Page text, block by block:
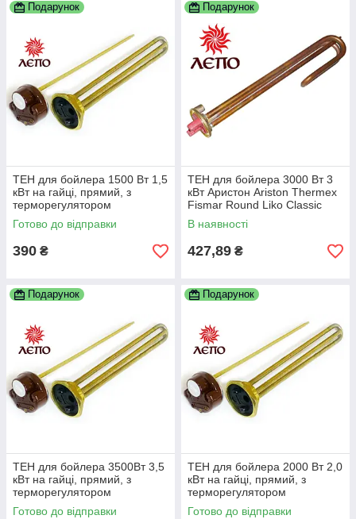
Подарунок
ТЕН для бойлера 1500 Вт 1,5
кВт на гайці, прямий, з
терморегулятором
Готово до відправки
390 ₴
Подарунок
ТЕН для бойлера 3000 Вт 3
кВт Аристон Ariston Thermex
Fismar Round Liko Classic
Alpari Реал DeLuxe та ін.
В наявності
427,89 ₴
Подарунок
ТЕН для бойлера 3500Вт 3,5
кВт на гайці, прямий, з
терморегулятором
Готово до відправки
Подарунок
ТЕН для бойлера 2000 Вт 2,0
кВт на гайці, прямий, з
терморегулятором
Готово до відправки